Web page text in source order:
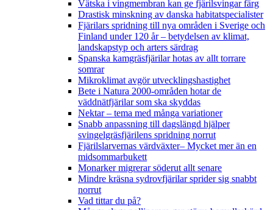
Vätska i vingmembran kan ge fjärilsvingar färg
Drastisk minskning av danska habitatspecialister
Fjärilars spridning till nya områden i Sverige och
Finland under 120 år– betydelsen av klimat,
landskapstyp och arters särdrag
Spanska kamgräsfjärilar hotas av allt torrare
somrar
Mikroklimat avgör utvecklingshastighet
Bete i Natura 2000-områden hotar de
väddnätfjärilar som ska skyddas
Nektar – tema med många variationer
Snabb anpassning till dagslängd hjälper
svingelgräsfjärilens spridning norrut
Fjärilslarvernas värdväxter– Mycket mer än en
midsommarbukett
Monarker migrerar söderut allt senare
Mindre kräsna sydrovfjärilar sprider sig snabbt
norrut
Vad tittar du på?